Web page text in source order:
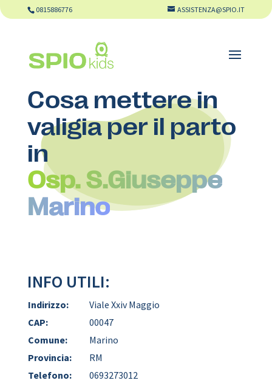
0815886776 ASSISTENZA@SPIO.IT
Cosa mettere in
valigia per il parto
in
Osp. S.Giuseppe
Marino
INFO UTILI:
Indirizzo:
Viale Xxiv Maggio
CAP:
00047
Comune:
Marino
Provincia:
RM
Telefono:
0693273012